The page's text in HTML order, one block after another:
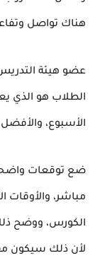
هناك تواصل
عضو هيئة
الطلاب هو الذي
الأسبوع،
ضع توقعات واضحة
مباشر، والأوقات
لأن ذلك سيكون